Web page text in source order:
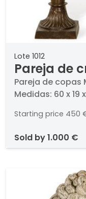
Lote 1012
Pareja de
Pareja de copas
Medidas: 60 x 19
Starting price 450
sold by1.000 €